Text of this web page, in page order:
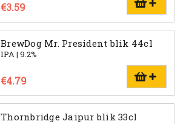
€3.59
BrewDog Mr. President blik 44cl
IPA | 9.2%
€4.79
Thornbridge Jaipur blik 33cl